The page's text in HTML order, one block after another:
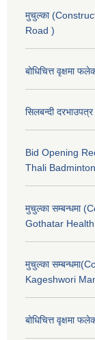
मुचुल्का
Road )
बोधिचित्त वृक्षमा
सिलबन्दी
Bid Opening
Thali
मुचुल्का सम्बन्धमा
Gothatar
मुचुल्का
Kageshwori
बोधिचित्त वृक्षमा